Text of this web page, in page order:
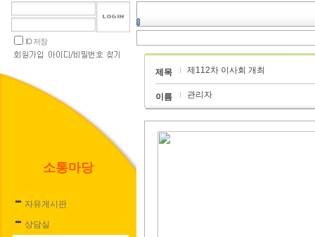
설립목적 및 주요사업
협의회 정관
교육부 주요정책
ID 저장
소통마당
자유게시판
상담실
제목 제112차 이사회 개최
이름 관리자